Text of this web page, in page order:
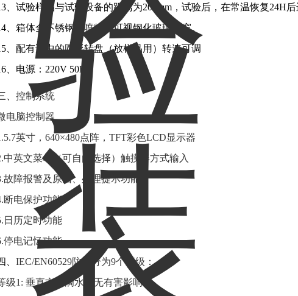
、试验样品与试验设备的距离为200mm，试验后，在常温恢复24H
、箱体全不锈钢或喷粉，可视钢化玻璃视窗。
、配有适中的圆形转盘（放样品用）转速可调
、电源：220V 50Hz
、 控制系统
电脑控制器
英寸，640×480点阵，TFT彩色LCD显示器
中英文菜单（可自由选择）触摸屏方式输入
故障报警及原因、处理提示功能
断电保护功能
日历定时功能
停电记忆功能
、 IEC/EN60529防水分为9个等级 ：
级1: 垂直方向滴水应无有害影响